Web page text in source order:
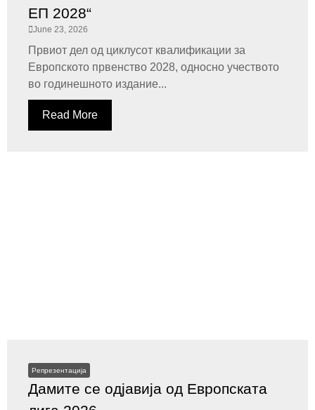
ЕП 2028“
June 23, 2026
Првиот дел од циклусот квалификации за
Европското првенство 2028, односно учеството
во годинешното издание...
Read More
Репрезентација
Дамите се одјавија од Европската